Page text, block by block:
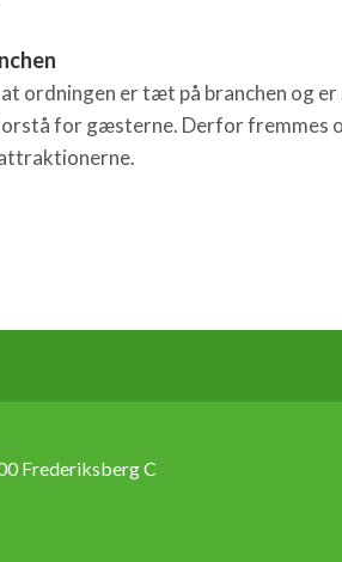
ordningen er tæt på branchen og er
for gæsterne. Derfor fremmes
Frederiksberg C